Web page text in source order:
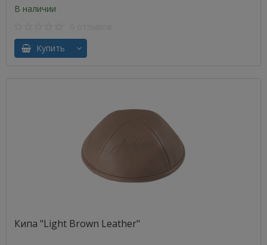
В наличии
Купить
Кипа "Light Brown Leather"